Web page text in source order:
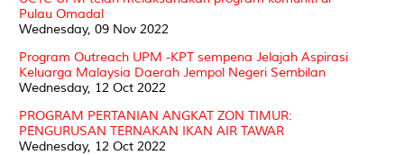
Pulau Omadal
Wednesday, 09 Nov 2022
Program Outreach UPM -KPT sempena Jelajah Aspirasi
Keluarga Malaysia Daerah Jempol Negeri Sembilan
Wednesday, 12 Oct 2022
PROGRAM PERTANIAN ANGKAT ZON TIMUR:
PENGURUSAN TERNAKAN IKAN AIR TAWAR
Wednesday, 12 Oct 2022